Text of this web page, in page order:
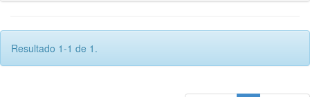
Resultado 1-1 de 1.